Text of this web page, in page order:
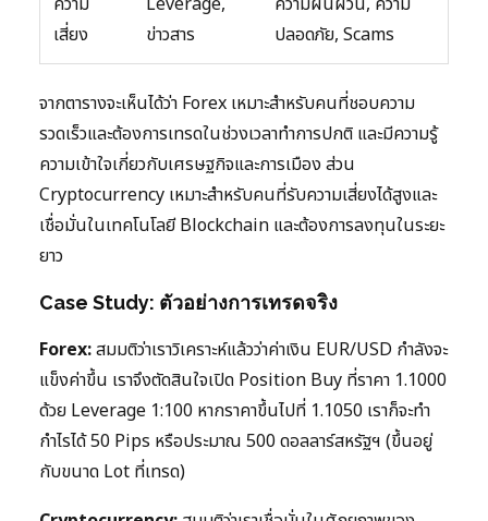
เสี่ยง
ข่าวสาร
ปลอดภัย, Scams
จากตารางจะเห็นได้ว่า Forex เหมาะสำหรับคนที่ชอบความ
รวดเร็วและต้องการเทรดในช่วงเวลาทำการปกติ และมีความรู้
ความเข้าใจเกี่ยวกับเศรษฐกิจและการเมือง ส่วน
Cryptocurrency เหมาะสำหรับคนที่รับความเสี่ยงได้สูงและ
เชื่อมั่นในเทคโนโลยี Blockchain และต้องการลงทุนในระยะ
ยาว
Case Study: ตัวอย่างการเทรดจริง
Forex:สมมติว่าเราวิเคราะห์แล้วว่าค่าเงิน EUR/USD กำลังจะ
แข็งค่าขึ้น เราจึงตัดสินใจเปิด Position Buy ที่ราคา 1.1000
ด้วย Leverage 1:100 หากราคาขึ้นไปที่ 1.1050 เราก็จะทำ
กำไรได้ 50 Pips หรือประมาณ 500 ดอลลาร์สหรัฐฯ (ขึ้นอยู่
กับขนาด Lot ที่เทรด)